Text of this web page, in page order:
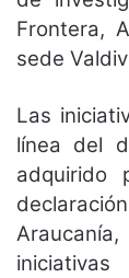
Frontera,
sede
Las
línea del
adquirido